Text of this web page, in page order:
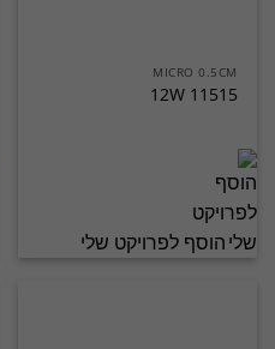
MICRO 0.5CM
11515 12W
הוסף לפרויקט שלי